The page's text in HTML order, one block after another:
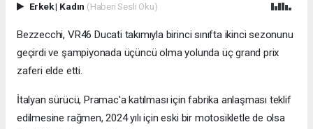
Erkek| Kadın (Haberi Sesli Oku)
Bezzecchi, VR46 Ducati takımıyla birinci sınıfta ikinci sezonunu
geçirdi ve şampiyonada üçüncü olma yolunda üç grand prix
zaferi elde etti.
İtalyan sürücü, Pramac'a katılması için fabrika anlaşması teklif
edilmesine rağmen, 2024 yılı için eski bir motosikletle de olsa